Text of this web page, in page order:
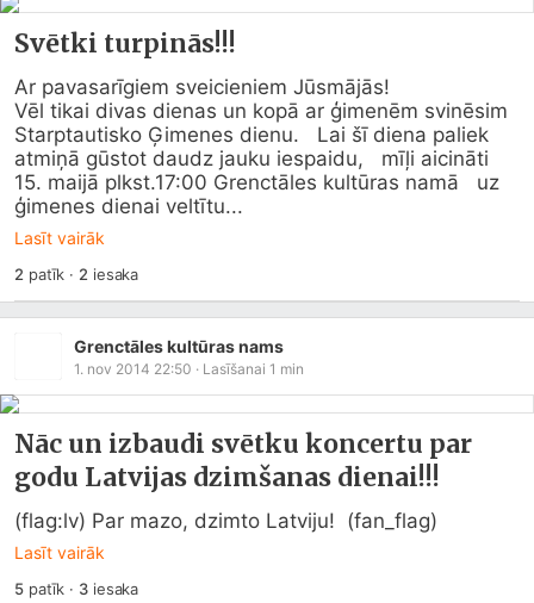
Svētki turpinās!!!
Ar pavasarīgiem sveicieniem Jūsmājās!
Vēl tikai divas dienas un kopā ar ģimenēm svinēsim
Starptautisko Ģimenes dienu.   Lai šī diena paliek
atmiņā gūstot daudz jauku iespaidu,   mīļi aicināti
15. maijā plkst.17:00 Grenctāles kultūras namā   uz
ģimenes dienai veltītu...
Lasīt vairāk
2 patīk · 2 iesaka
Grenctāles kultūras nams
1. nov 2014 22:50 · Lasīšanai 1 min
Nāc un izbaudi svētku koncertu par
godu Latvijas dzimšanas dienai!!!
(flag:lv) Par mazo, dzimto Latviju!  (fan_flag)
Lasīt vairāk
5patīk · 3iesaka